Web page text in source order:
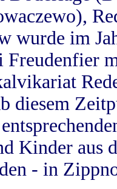
wurde im
Freudenfier
diesem
Kinder aus
- in